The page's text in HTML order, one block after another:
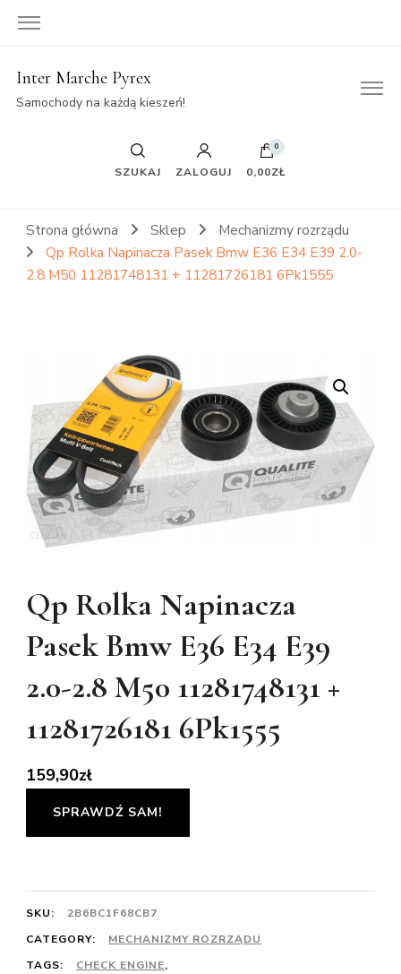
Inter Marche Pyrex
Samochody na każdą kieszeń!
SZUKAJ ZALOGUJ
0
0,00ZŁ
Strona główna Sklep
Mechanizmy rozrządu
Qp Rolka Napinacza Pasek Bmw E36 E34 E39 2.0-
2.8 M50 11281748131 + 11281726181 6Pk1555
Qp Rolka Napinacza
Pasek Bmw E36 E34 E39
2.0-2.8 M50 11281748131 +
11281726181 6Pk1555
159,90zł
SPRAWDŹ SAM!
SKU:
2B6BC1F68CB7
CATEGORY:
MECHANIZMY ROZRZĄDU
TAGS:
CHECK ENGINE,